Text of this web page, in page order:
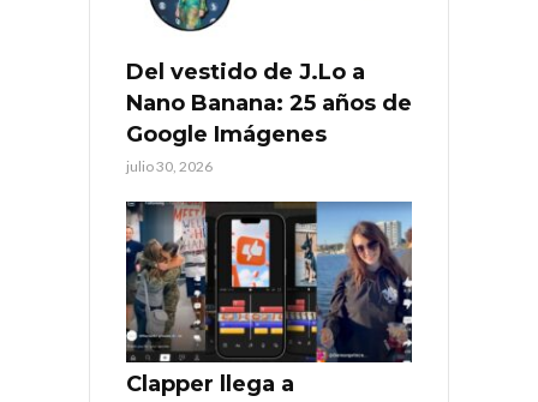
Del vestido de J.Lo a
Nano Banana: 25 años de
Google Imágenes
julio 30, 2026
Clapper llega a